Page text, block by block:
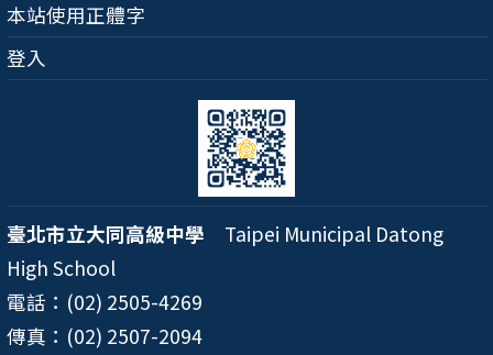
本站使用正體字
登入
臺北市立大同高級中學 Taipei Municipal Datong
High School
電話：(02) 2505-4269
傳真：(02) 2507-2094